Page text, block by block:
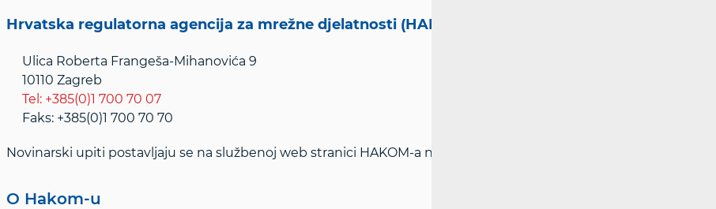
Hrvatska regulatorna agencija za mrežne djelatnosti (HAKOM)
Ulica Roberta Frangeša-Mihanovića 9
10110 Zagreb
Tel: +385(0)1 700 70 07
Faks: +385(0)1 700 70 70
Novinarski upiti postavljaju se na službenoj web stranici HAKOM-a na adresi:
O Hakom-u